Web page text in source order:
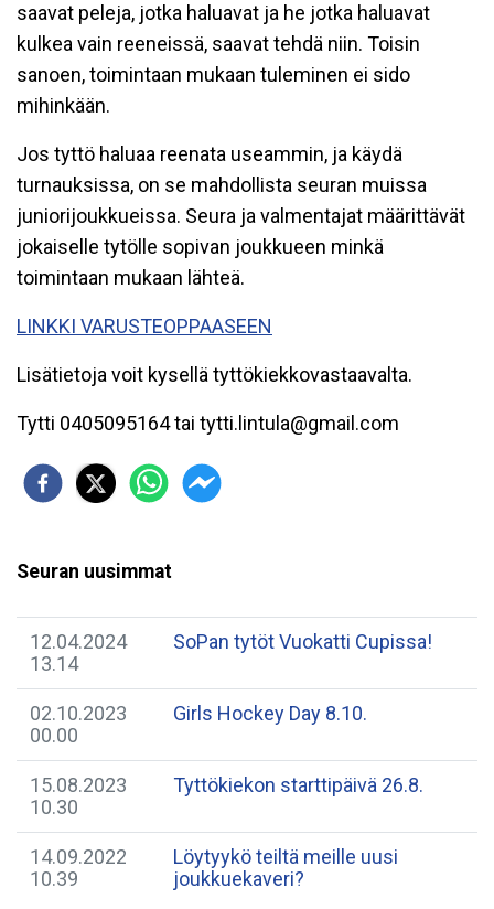
saavat peleja, jotka haluavat ja he jotka haluavat
kulkea vain reeneissä, saavat tehdä niin. Toisin
sanoen, toimintaan mukaan tuleminen ei sido
mihinkään.
Jos tyttö haluaa reenata useammin, ja käydä
turnauksissa, on se mahdollista seuran muissa
juniorijoukkueissa. Seura ja valmentajat määrittävät
jokaiselle tytölle sopivan joukkueen minkä
toimintaan mukaan lähteä.
LINKKI VARUSTEOPPAASEEN
Lisätietoja voit kysellä tyttökiekkovastaavalta.
Tytti 0405095164 tai tytti.lintula@gmail.com
Seuran uusimmat
12.04.2024
13.14
SoPan tytöt Vuokatti Cupissa!
02.10.2023
00.00
Girls Hockey Day 8.10.
15.08.2023
10.30
Tyttökiekon starttipäivä 26.8.
14.09.2022
10.39
Löytyykö teiltä meille uusi
joukkuekaveri?